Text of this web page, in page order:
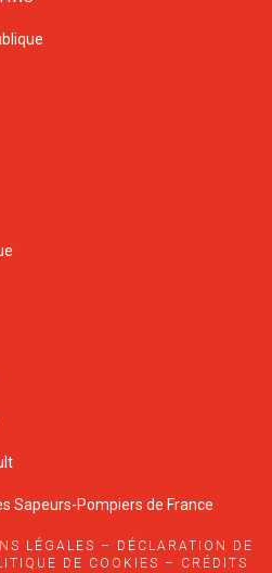
Sapeurs-Pompiers de France
LÉGALES –
DÉCLARATION DE
DE COOKIES – CRÉDITS